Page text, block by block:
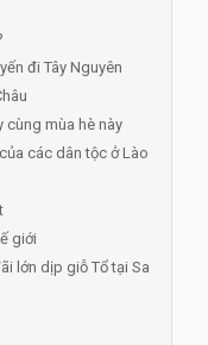
đi Tây Nguyên
mùa hè này
các dân tộc ở Lào
giới
lớn dịp giỗ Tổ tại Sa